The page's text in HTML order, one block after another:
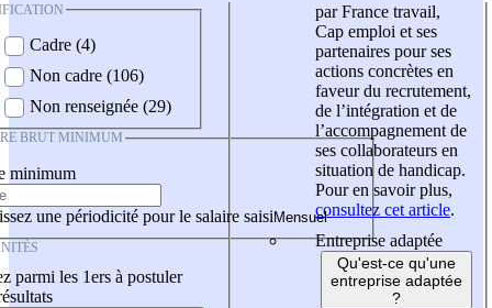
Cadre (4)
Non cadre (106)
Non renseignée (29)
BRUT MINIMUM
minimum
une périodicité pour le salaire saisi
parmi les 1ers à postuler
par France travail,
Cap emploi et ses
partenaires pour ses
actions concrètes en
faveur du recrutement,
de l’intégration et de
l’accompagnement de
ses collaborateurs en
situation de handicap.
Pour en savoir plus,
consultez cet article.
Entreprise adaptée
Qu'est-ce qu'une
entreprise adaptée
?